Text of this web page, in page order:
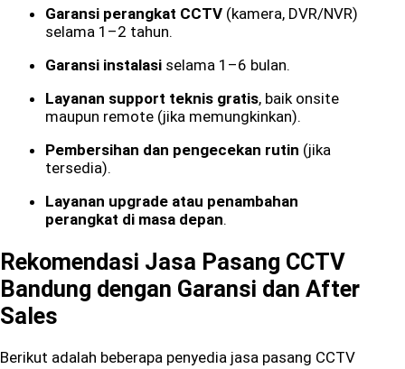
Garansi perangkat CCTV (kamera, DVR/NVR)
selama 1–2 tahun.
Garansi instalasi selama 1–6 bulan.
Layanan support teknis gratis, baik onsite
maupun remote (jika memungkinkan).
Pembersihan dan pengecekan rutin (jika
tersedia).
Layanan upgrade atau penambahan
perangkat di masa depan.
Rekomendasi Jasa Pasang CCTV
Bandung dengan Garansi dan After
Sales
Berikut adalah beberapa penyedia jasa pasang CCTV